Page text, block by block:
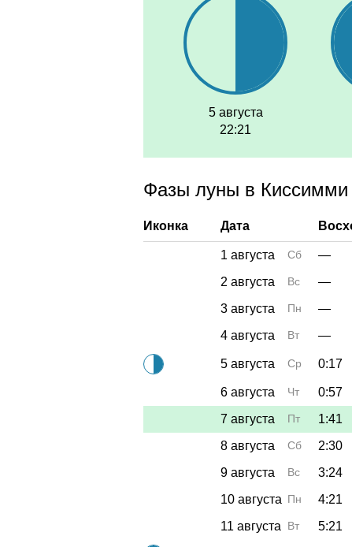
5 августа
22:21
Фазы луны в Киссимми
Иконка Дата
1 августа Сб —
2 августа
Вс —
3 августа
Пн —
4 августа
Вт —
5 августа Ср 0:17
6 августа Чт 0:57
7 августа
Пт 1:41
8 августа
Сб 2:30
9 августа
Вс 3:24
10 августа Пн 4:21
11 августа
Вт 5:21